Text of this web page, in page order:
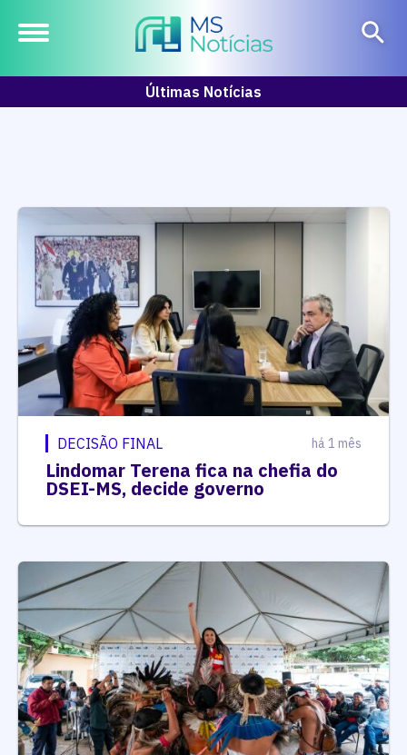
Últimas Notícias
DECISÃO FINAL há 1 mês
Lindomar Terena fica na chefia do
DSEI-MS, decide governo